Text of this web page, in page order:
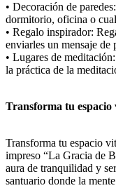
• Decoración de
dormitorio, oficina o
• Regalo inspirador:
enviarles un mensaje de
• Lugares de
la práctica de la
Transforma tu espacio
Transforma tu espacio
impreso “La Gracia de
aura de tranquilidad y
santuario donde la